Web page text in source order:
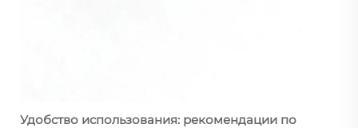
Удобство использования: рекомендации по